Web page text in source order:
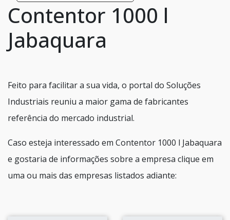
Contentor 1000 l
Jabaquara
Feito para facilitar a sua vida, o portal do Soluções
Industriais reuniu a maior gama de fabricantes
referência do mercado industrial.
Caso esteja interessado em Contentor 1000 l Jabaquara
e gostaria de informações sobre a empresa clique em
uma ou mais das empresas listados adiante: